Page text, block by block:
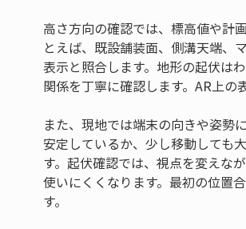
高さ方向の確認では、標高値や計
とえば、既設舗装面、側溝天端、
表示と照合します。地形の起伏は
関係を丁寧に確認します。AR上の
また、現地では端末の向きや姿勢
安定しているか、少し移動しても
す。起伏確認では、視点を変えな
使いにくくなります。最初の位置
す。